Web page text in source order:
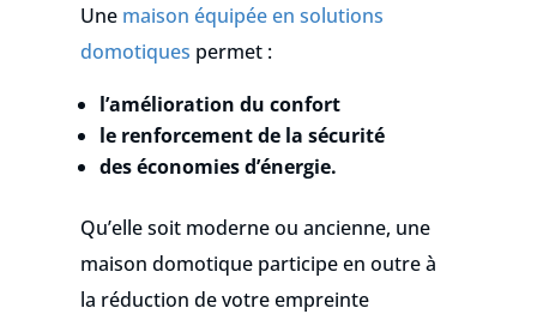
Une maison équipée en solutions
domotiques permet :
l’amélioration du confort
le renforcement de la sécurité
des économies d’énergie.
Qu’elle soit moderne ou ancienne, une
maison domotique participe en outre à
la réduction de votre empreinte